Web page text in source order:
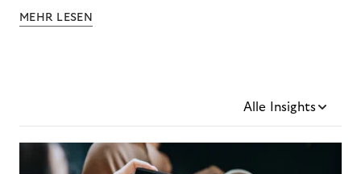
MEHR LESEN
Alle Insights